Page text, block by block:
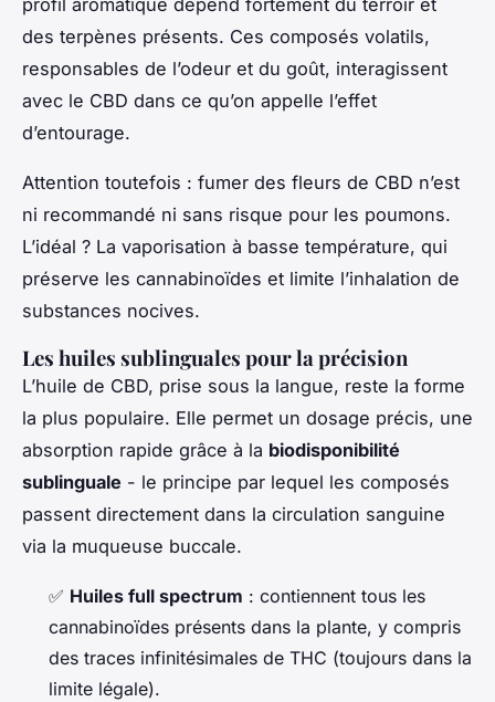
profil aromatique dépend fortement du terroir et
des terpènes présents. Ces composés volatils,
responsables de l’odeur et du goût, interagissent
avec le CBD dans ce qu’on appelle l’effet
d’entourage.
Attention toutefois : fumer des fleurs de CBD n’est
ni recommandé ni sans risque pour les poumons.
L’idéal ? La vaporisation à basse température, qui
préserve les cannabinoïdes et limite l’inhalation de
substances nocives.
Les huiles sublinguales pour la précision
L’huile de CBD, prise sous la langue, reste la forme
la plus populaire. Elle permet un dosage précis, une
absorption rapide grâce à la biodisponibilité
sublinguale - le principe par lequel les composés
passent directement dans la circulation sanguine
via la muqueuse buccale.
✅ Huiles full spectrum : contiennent tous les
cannabinoïdes présents dans la plante, y compris
des traces infinitésimales de THC (toujours dans la
limite légale).